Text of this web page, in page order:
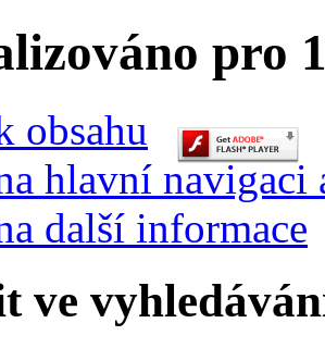
pro
obsahu
hlavní navigaci
další informace
ve